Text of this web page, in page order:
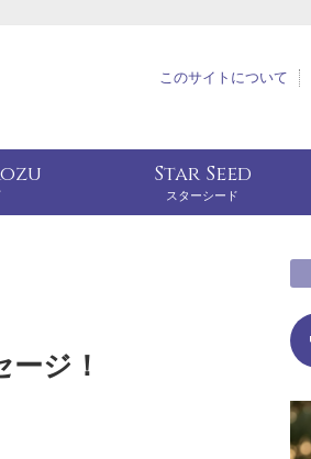
このサイトについて
Star Seed
スターシード
ジ！